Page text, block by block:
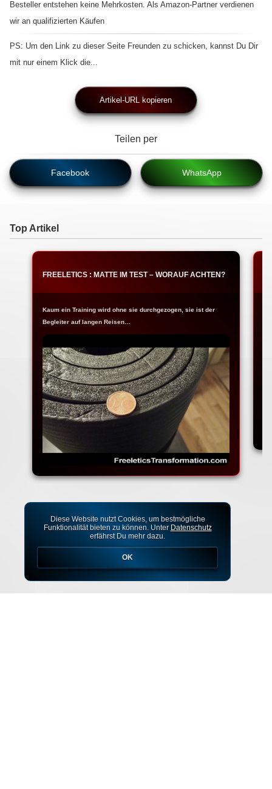
Besteller entstehen keine Mehrkosten. Als Amazon-Partner verdienen
wir an qualifizierten Käufen
PS: Um den Link zu dieser Seite Freunden zu schicken, kannst Du Dir
mit nur einem Klick die...
Artikel-URL kopieren
Teilen per
Facebook WhatsApp
Top Artikel
FREELETICS : MATTE IM TEST – WORAUF ACHTEN?
Kaum ein Training wird ohne sie durchgezogen, sie ist der
Begleiter auf langen Reisen…
Diese Website nutzt Cookies, um bestmögliche
Funktionalität bieten zu können. Unter Datenschutz
erfährst Du mehr dazu.
OK